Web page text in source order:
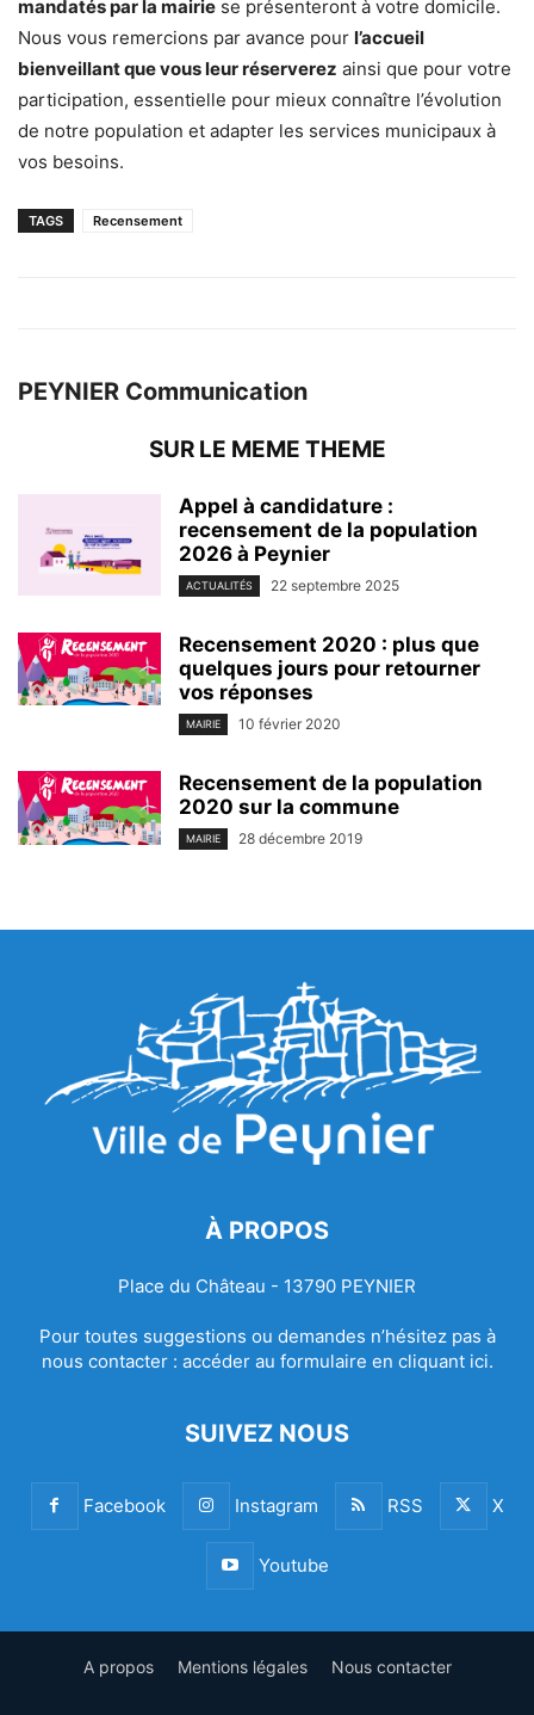
mandatés par la mairie se présenteront à votre domicile.
Nous vous remercions par avance pour l’accueil
bienveillant que vous leur réserverez ainsi que pour votre
participation, essentielle pour mieux connaître l’évolution
de notre population et adapter les services municipaux à
vos besoins.
TAGS Recensement
PEYNIER Communication
SUR LE MEME THEME
Appel à candidature :
recensement de la population
2026 à Peynier
ACTUALITÉS 22 septembre 2025
Recensement 2020 : plus que
quelques jours pour retourner
vos réponses
MAIRIE 10 février 2020
Recensement de la population
2020 sur la commune
MAIRIE 28 décembre 2019
À PROPOS
Place du Château - 13790 PEYNIER
Pour toutes suggestions ou demandes n’hésitez pas à
nous contacter : accéder au formulaire en cliquant ici.
SUIVEZ NOUS
Facebook Instagram RSS X
Youtube
A propos Mentions légales Nous contacter